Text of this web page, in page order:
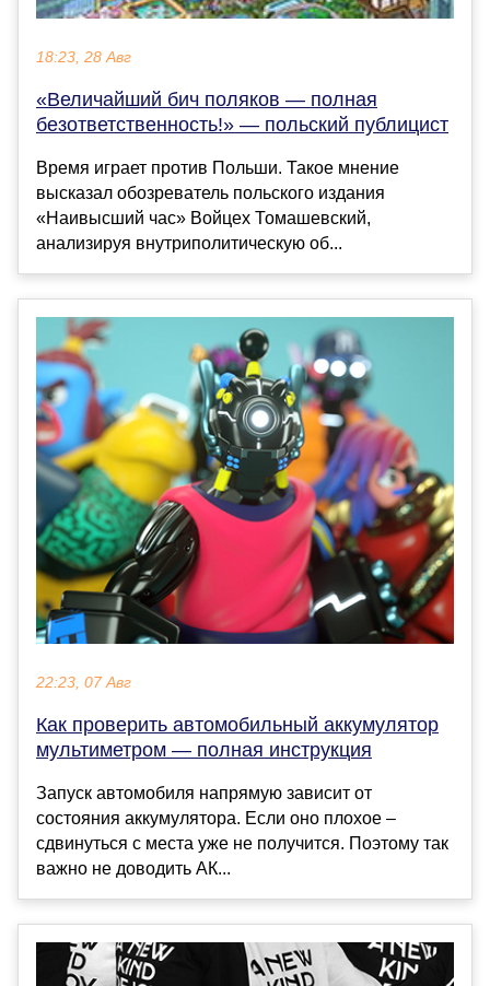
18:23, 28 Авг
«Величайший бич поляков — полная
безответственность!» — польский публицист
Время играет против Польши. Такое мнение
высказал обозреватель польского издания
«Наивысший час» Войцех Томашевский,
анализируя внутриполитическую об...
22:23, 07 Авг
Как проверить автомобильный аккумулятор
мультиметром — полная инструкция
Запуск автомобиля напрямую зависит от
состояния аккумулятора. Если оно плохое –
сдвинуться с места уже не получится. Поэтому так
важно не доводить АК...